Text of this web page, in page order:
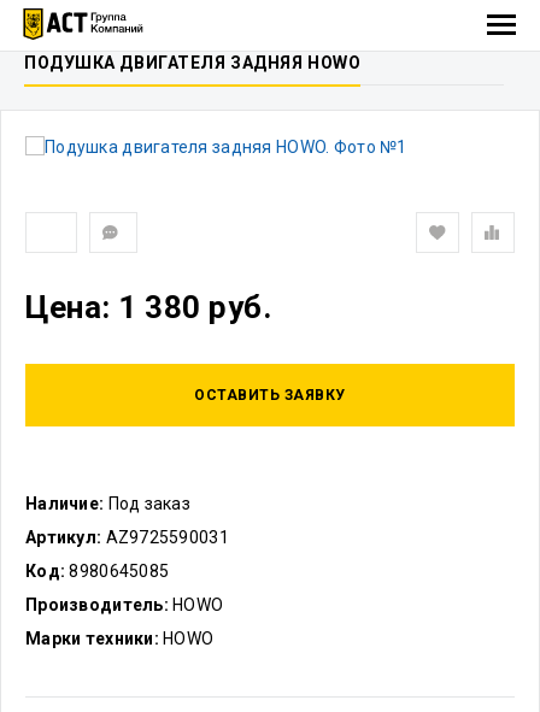
ПОДУШКА ДВИГАТЕЛЯ ЗАДНЯЯ HOWO
Наличие: Под заказ
Артикул: AZ9725590031
Код: 8980645085
Производитель: HOWO
Марки техники: HOWO
Цена: 1 380 руб.
ОСТАВИТЬ ЗАЯВКУ